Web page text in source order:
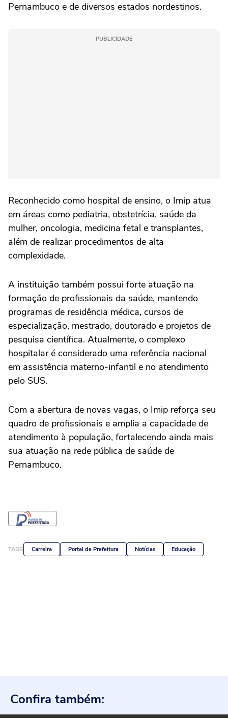
Pernambuco e de diversos estados nordestinos.
PUBLICIDADE
Reconhecido como hospital de ensino, o Imip atua
em áreas como pediatria, obstetrícia, saúde da
mulher, oncologia, medicina fetal e transplantes,
além de realizar procedimentos de alta
complexidade.
A instituição também possui forte atuação na
formação de profissionais da saúde, mantendo
programas de residência médica, cursos de
especialização, mestrado, doutorado e projetos de
pesquisa científica. Atualmente, o complexo
hospitalar é considerado uma referência nacional
em assistência materno-infantil e no atendimento
pelo SUS.
Com a abertura de novas vagas, o Imip reforça seu
quadro de profissionais e amplia a capacidade de
atendimento à população, fortalecendo ainda mais
sua atuação na rede pública de saúde de
Pernambuco.
TAGS Carreira Portal de Prefeitura Notícias Educação
Confira também: